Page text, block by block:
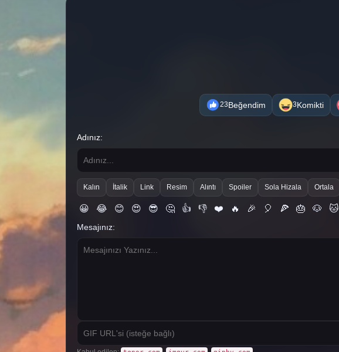
23Beğendim 3Komikti
Adınız:
Kalın İtalik Link Resim Alıntı Spoiler Sola Hizala Ortala
😀 😂 😊 😍 😎 🤔 👍 👎 ❤️ 🔥 🎉 🎈 🍕 🎂 🐶 🐱
Mesajınız: